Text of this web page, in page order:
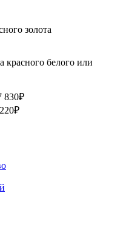
золота
красного белого или
830₽